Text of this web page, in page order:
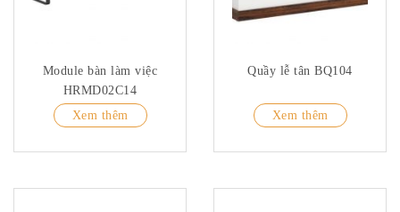
Module bàn làm việc
HRMD02C14
Xem thêm
Quầy lễ tân BQ104
Xem thêm